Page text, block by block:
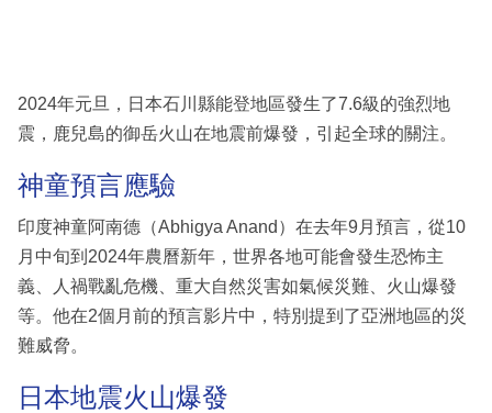
區
2024年元旦，日本石川縣能登地區發生了7.6級的強烈地
震，鹿兒島的御岳火山在地震前爆發，引起全球的關注。
神童預言應驗
印度神童阿南德（Abhigya Anand）在去年9月預言，從10
月中旬到2024年農曆新年，世界各地可能會發生恐怖主
義、人禍戰亂危機、重大自然災害如氣候災難、火山爆發
等。他在2個月前的預言影片中，特別提到了亞洲地區的災
難威脅。
日本地震火山爆發